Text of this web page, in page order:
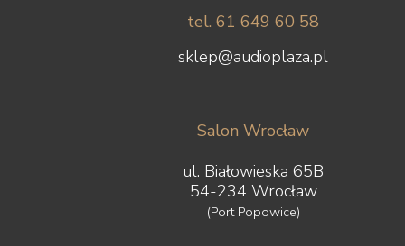
tel. 61 649 60 58
sklep@audioplaza.pl
Salon Wrocław
ul. Białowieska 65B
54-234 Wrocław
(Port Popowice)